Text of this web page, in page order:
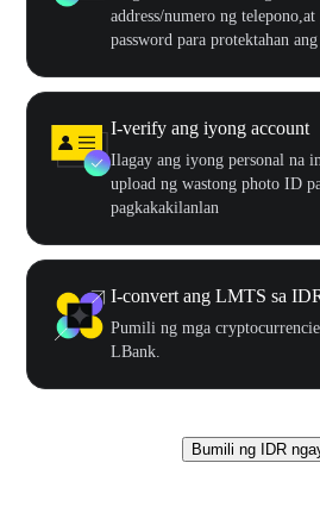
address/numero ng
password para protektahan
I-verify ang iyong account
Ilagay ang iyong personal na
upload ng wastong photo ID
pagkakakilanlan
I-convert ang LMTS sa
Pumili ng mga
LBank.
Bumili ng IDR